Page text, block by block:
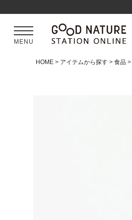
MENU
HOME アイテムから探す 食品